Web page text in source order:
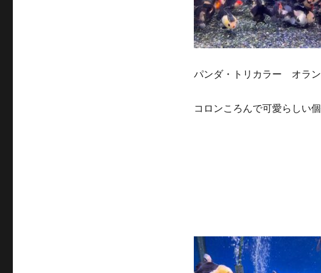
パンダ・トリカラー オラ
コロンころんで可愛らしい